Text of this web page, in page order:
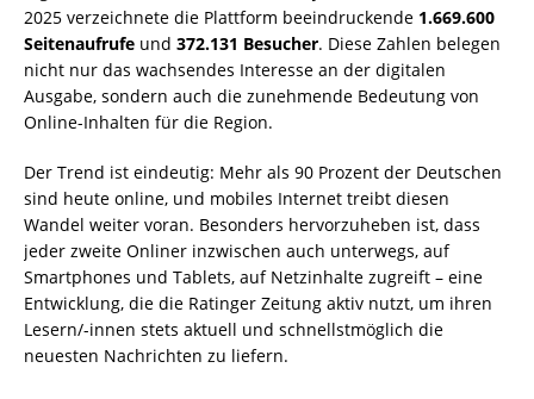
2025 verzeichnete die Plattform beeindruckende 1.669.600
Seitenaufrufe und 372.131 Besucher. Diese Zahlen belegen
nicht nur das wachsendes Interesse an der digitalen
Ausgabe, sondern auch die zunehmende Bedeutung von
Online-Inhalten für die Region.
Der Trend ist eindeutig: Mehr als 90 Prozent der Deutschen
sind heute online, und mobiles Internet treibt diesen
Wandel weiter voran. Besonders hervorzuheben ist, dass
jeder zweite Onliner inzwischen auch unterwegs, auf
Smartphones und Tablets, auf Netzinhalte zugreift – eine
Entwicklung, die die Ratinger Zeitung aktiv nutzt, um ihren
Lesern/-innen stets aktuell und schnellstmöglich die
neuesten Nachrichten zu liefern.